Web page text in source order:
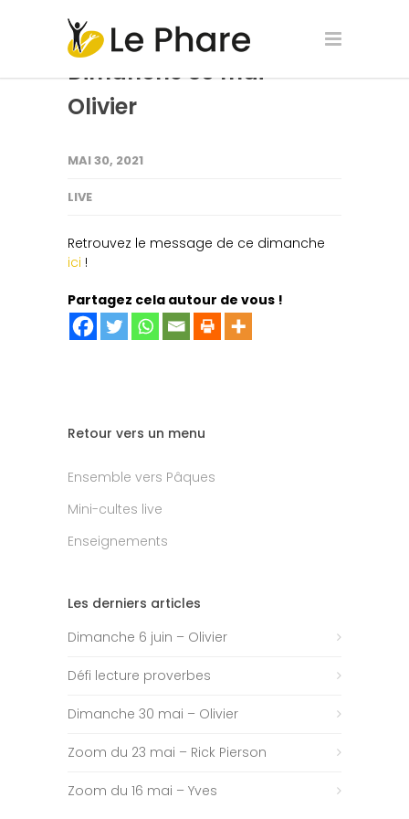
Dimanche 30 mai –
Olivier
MAI 30, 2021
LIVE
Retrouvez le message de ce dimanche
ici !
Partagez cela autour de vous !
Retour vers un menu
Ensemble vers Pâques
Mini-cultes live
Enseignements
Les derniers articles
Dimanche 6 juin – Olivier
Défi lecture proverbes
Dimanche 30 mai – Olivier
Zoom du 23 mai – Rick Pierson
Zoom du 16 mai – Yves